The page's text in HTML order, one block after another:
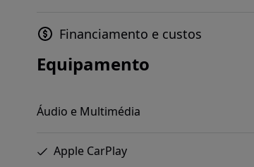
Financiamento e custos
Equipamento
Áudio e Multimédia
Apple CarPlay